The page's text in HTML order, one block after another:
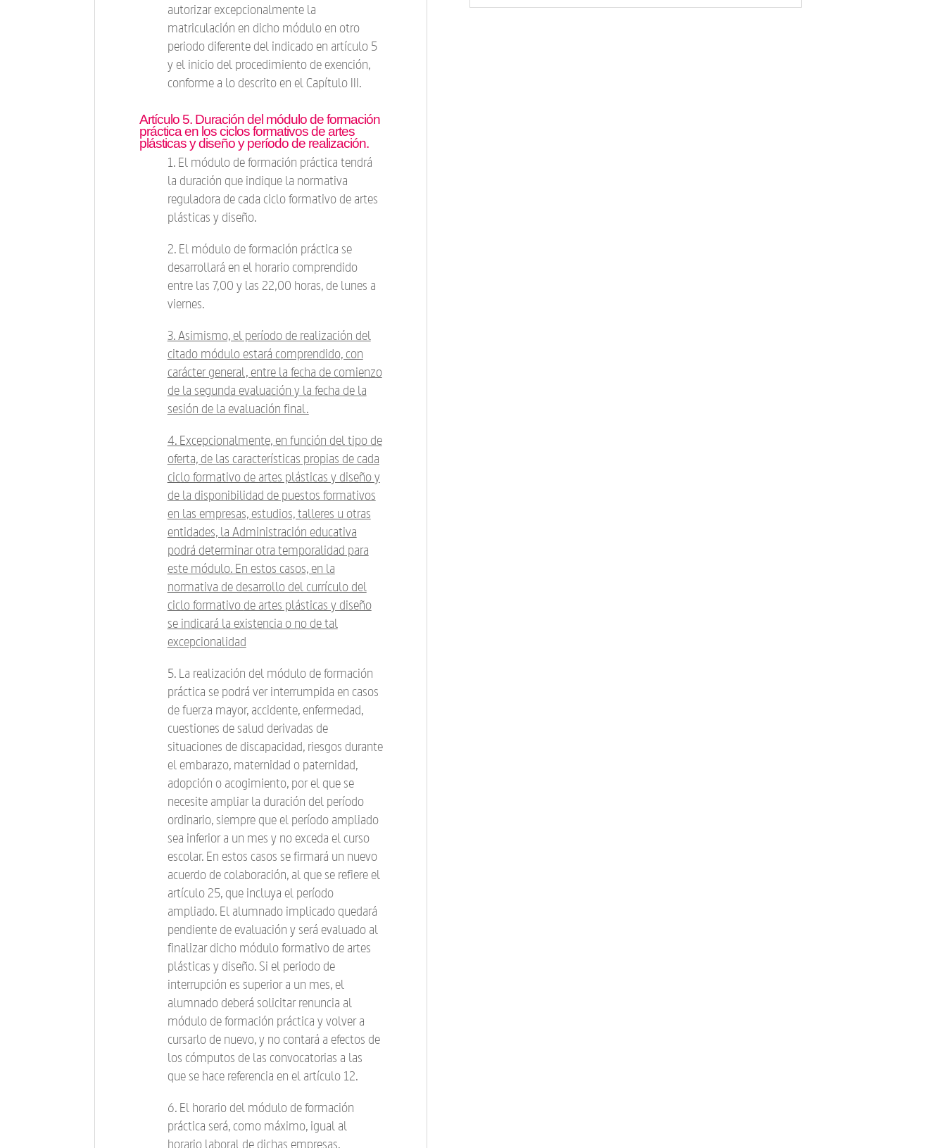
autorizar excepcionalmente la
matriculación en dicho módulo en otro
periodo diferente del indicado en artículo 5
y el inicio del procedimiento de exención,
conforme a lo descrito en el Capítulo III.
Artículo 5. Duración del módulo de formación
práctica en los ciclos formativos de artes
plásticas y diseño y período de realización.
1. El módulo de formación práctica tendrá
la duración que indique la normativa
reguladora de cada ciclo formativo de artes
plásticas y diseño.
2. El módulo de formación práctica se
desarrollará en el horario comprendido
entre las 7,00 y las 22,00 horas, de lunes a
viernes.
3. Asimismo, el período de realización del
citado módulo estará comprendido, con
carácter general, entre la fecha de comienzo
de la segunda evaluación y la fecha de la
sesión de la evaluación final.
4. Excepcionalmente, en función del tipo de
oferta, de las características propias de cada
ciclo formativo de artes plásticas y diseño y
de la disponibilidad de puestos formativos
en las empresas, estudios, talleres u otras
entidades, la Administración educativa
podrá determinar otra temporalidad para
este módulo. En estos casos, en la
normativa de desarrollo del currículo del
ciclo formativo de artes plásticas y diseño
se indicará la existencia o no de tal
excepcionalidad
5. La realización del módulo de formación
práctica se podrá ver interrumpida en casos
de fuerza mayor, accidente, enfermedad,
cuestiones de salud derivadas de
situaciones de discapacidad, riesgos durante
el embarazo, maternidad o paternidad,
adopción o acogimiento, por el que se
necesite ampliar la duración del período
ordinario, siempre que el período ampliado
sea inferior a un mes y no exceda el curso
escolar. En estos casos se firmará un nuevo
acuerdo de colaboración, al que se refiere el
artículo 25, que incluya el período
ampliado. El alumnado implicado quedará
pendiente de evaluación y será evaluado al
finalizar dicho módulo formativo de artes
plásticas y diseño. Si el periodo de
interrupción es superior a un mes, el
alumnado deberá solicitar renuncia al
módulo de formación práctica y volver a
cursarlo de nuevo, y no contará a efectos de
los cómputos de las convocatorias a las
que se hace referencia en el artículo 12.
6. El horario del módulo de formación
práctica será, como máximo, igual al
horario laboral de dichas empresas,